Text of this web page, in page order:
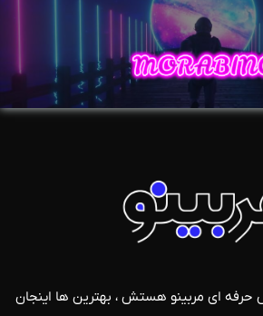
ای مربینو هستش ، بهترین ها اینجان